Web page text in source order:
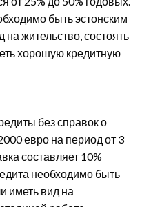
быть эстонским
жительство, состоять
хорошую кредитную
без справок о
евро на период от 3
составляет 10%
необходимо быть
иметь вид на